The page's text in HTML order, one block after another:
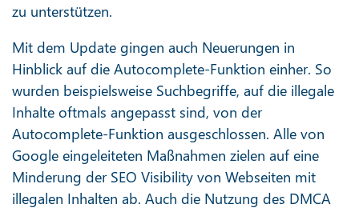
zu unterstützen.
Mit dem Update gingen auch Neuerungen in
Hinblick auf die Autocomplete-Funktion einher. So
wurden beispielsweise Suchbegriffe, auf die illegale
Inhalte oftmals angepasst sind, von der
Autocomplete-Funktion ausgeschlossen. Alle von
Google eingeleiteten Maßnahmen zielen auf eine
Minderung der SEO Visibility von Webseiten mit
illegalen Inhalten ab. Auch die Nutzung des DMCA